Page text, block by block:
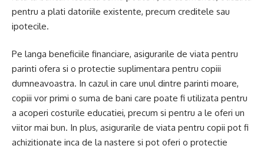
pentru a plati datoriile existente, precum creditele sau
ipotecile.
Pe langa beneficiile financiare, asigurarile de viata pentru
parinti ofera si o protectie suplimentara pentru copiii
dumneavoastra. In cazul in care unul dintre parinti moare,
copiii vor primi o suma de bani care poate fi utilizata pentru
a acoperi costurile educatiei, precum si pentru a le oferi un
viitor mai bun. In plus, asigurarile de viata pentru copii pot fi
achizitionate inca de la nastere si pot oferi o protectie